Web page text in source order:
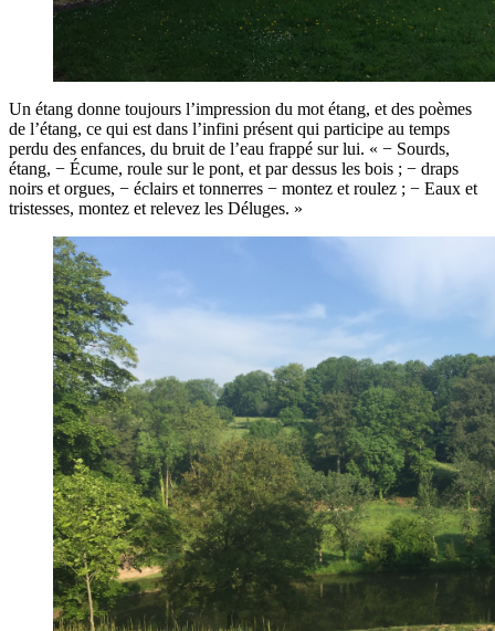
Un étang donne toujours l’impression du mot étang, et des poèmes
de l’étang, ce qui est dans l’infini présent qui participe au temps
perdu des enfances, du bruit de l’eau frappé sur lui. « − Sourds,
étang, − Écume, roule sur le pont, et par dessus les bois ; − draps
noirs et orgues, − éclairs et tonnerres − montez et roulez ; − Eaux et
tristesses, montez et relevez les Déluges. »